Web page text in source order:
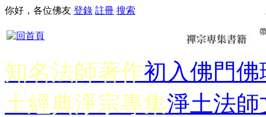
你好，各位佛友 登錄 註冊 搜索
知名法師著作初入佛門佛
土經典淨宗專集淨土法師